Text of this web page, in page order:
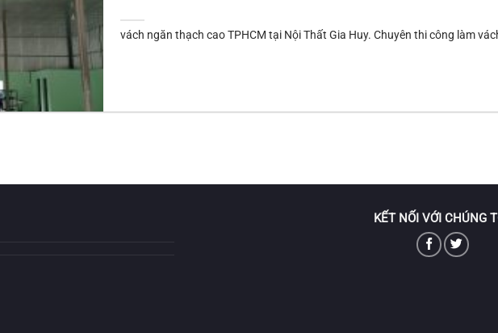
vách ngăn thạch cao TPHCM tại Nội Thất Gia Huy. Chuyên thi công làm
KẾT NỐI VỚI CHÚNG